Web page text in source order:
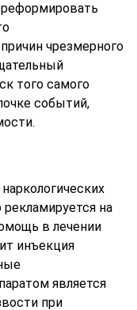
чрезмерного
того самого
событий,
на
в лечении
инъекция
является
при